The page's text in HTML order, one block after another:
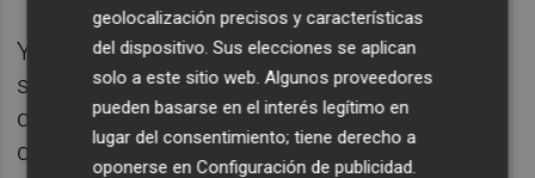
Ya por la tarde, la portavoz del Grupo Mixto
se tropezó con el moderador del
debate,pero no conAlberto Castillo
quien yase las mantuvo tiesas en el pasado
geolocalización precisos y características
del dispositivo. Sus elecciones se aplican
solo a este sitio web. Algunos proveedores
pueden basarse en el interés legítimo en
lugar del consentimiento; tiene derecho a
oponerse enConfiguración de publicidad